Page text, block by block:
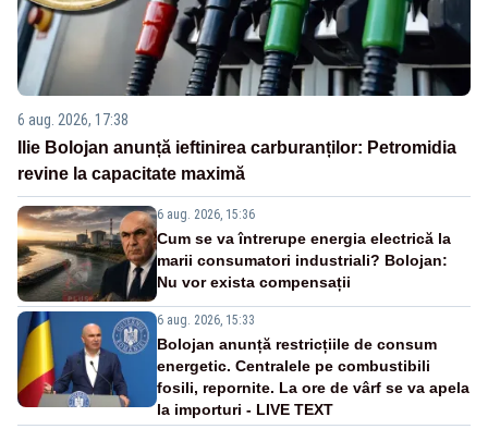
6 aug. 2026, 17:38
Ilie Bolojan anunță ieftinirea carburanților: Petromidia
revine la capacitate maximă
6 aug. 2026, 15:36
Cum se va întrerupe energia electrică la
marii consumatori industriali? Bolojan:
Nu vor exista compensații
6 aug. 2026, 15:33
Bolojan anunță restricțiile de consum
energetic. Centralele pe combustibili
fosili, repornite. La ore de vârf se va apela
la importuri - LIVE TEXT